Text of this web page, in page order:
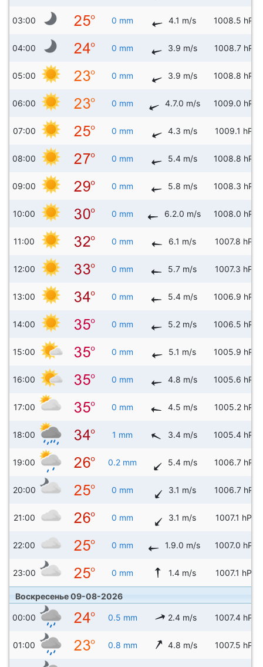
03:00 0 mm 4.1 m/s 1008.5 hPa
04:00 0 mm 3.9 m/s 1008.7 hPa
05:00 0 mm 3.9 m/s 1008.8 hPa
06:00 0 mm 4.7.0 m/s 1009.0 hPa
07:00 0 mm 4.3 m/s 1009.1 hPa
08:00 0 mm 5.4 m/s 1008.8 hPa
09:00 0 mm 5.8 m/s 1008.3 hPa
10:00 0 mm 6.2.0 m/s 1008.0 hPa
11:00 0 mm 6.1 m/s 1007.8 hPa
12:00 0 mm 5.7 m/s 1007.3 hPa
13:00 0 mm 5.4 m/s 1006.9 hPa
14:00 0 mm 5.2 m/s 1006.5 hPa
15:00 0 mm 5.1 m/s 1005.9 hPa
16:00 0 mm 4.8 m/s 1005.6 hPa
17:00 0 mm 4.5 m/s 1005.2 hPa
18:00 1 mm 3.4 m/s 1005.4 hPa
19:00 0.2 mm 5.4 m/s 1006.7 hPa
20:00 0 mm 3.1 m/s 1006.7 hPa
21:00 0 mm 3.1 m/s 1007.1 hPa
22:00 0 mm 1.9.0 m/s 1007.0 hPa
23:00 0 mm 1.4 m/s 1007.1 hPa
Воскресенье 09-08-2026
00:00 0.5 mm 2.4 m/s 1007.4 hPa
01:00 0.8 mm 4.8 m/s 1007.5 hPa